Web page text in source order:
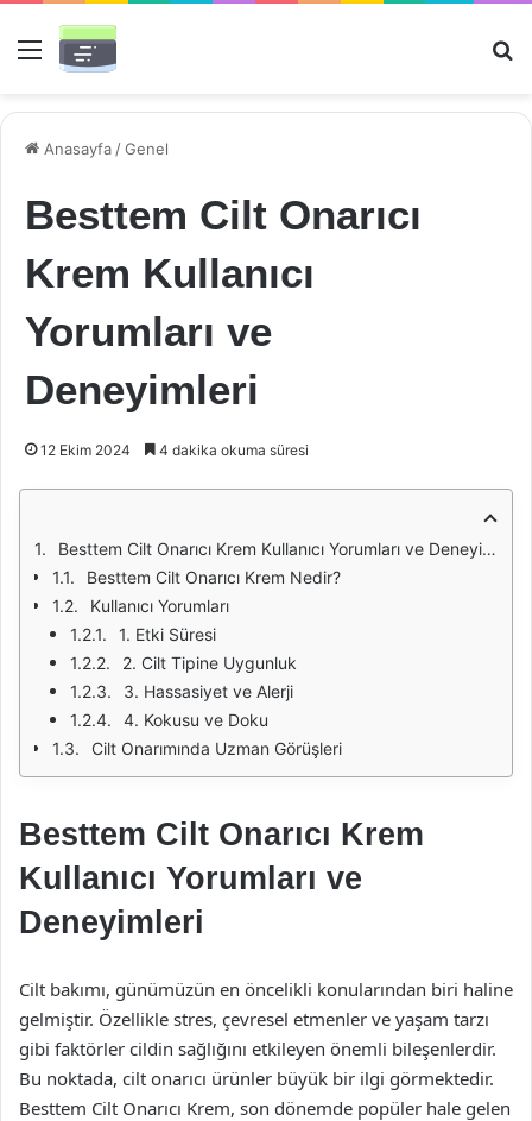
Menü
Anasayfa /Genel
Besttem Cilt Onarıcı
Krem Kullanıcı
Yorumları ve
Deneyimleri
12 Ekim 2024 4 dakika okuma süresi
Besttem Cilt Onarıcı Krem Kullanıcı Yorumları ve Deneyimleri
Besttem Cilt Onarıcı Krem Nedir?
Kullanıcı Yorumları
1. Etki Süresi
2. Cilt Tipine Uygunluk
3. Hassasiyet ve Alerji
4. Kokusu ve Doku
Cilt Onarımında Uzman Görüşleri
Besttem Cilt Onarıcı Krem
Kullanıcı Yorumları ve
Deneyimleri
Cilt bakımı, günümüzün en öncelikli konularından biri haline
gelmiştir. Özellikle stres, çevresel etmenler ve yaşam tarzı
gibi faktörler cildin sağlığını etkileyen önemli bileşenlerdir.
Bu noktada, cilt onarıcı ürünler büyük bir ilgi görmektedir.
Besttem Cilt Onarıcı Krem, son dönemde popüler hale gelen